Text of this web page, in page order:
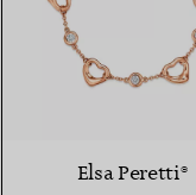
Elsa Peretti®